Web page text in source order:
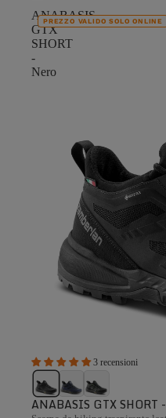
ANABASIS
GTX
SHORT
-
Nero
3 recensioni
PREZZO VALIDO SOLO ONLINE
ANABASIS GTX SHORT